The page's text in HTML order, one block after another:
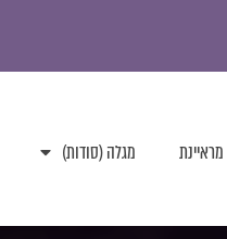
מראיינת מגלה (סודות)